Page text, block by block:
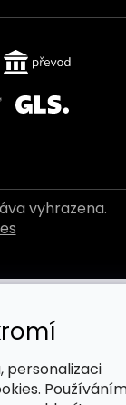
personalizaci
vyhrazena.